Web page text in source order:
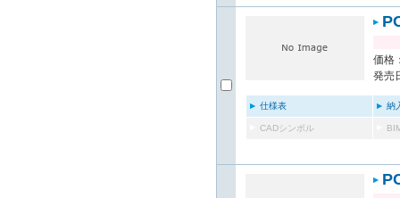
価格
発売
仕様表 納
CADシンボル